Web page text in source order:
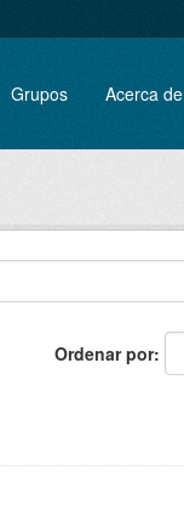
Grupos Acerca de
Ordenar por